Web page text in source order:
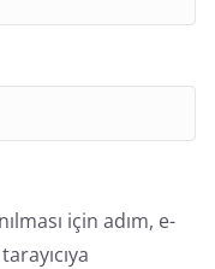
için adım, e-